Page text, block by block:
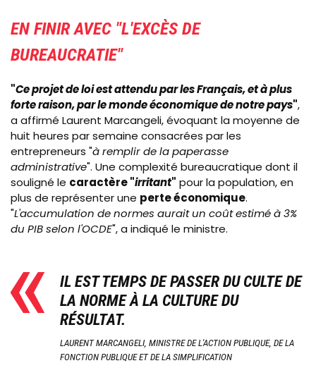
EN FINIR AVEC "L'EXCÈS DE
BUREAUCRATIE"
"Ce projet de loi est attendu par les Français, et à plus
forte raison, par le monde économique de notre pays",
a affirmé Laurent Marcangeli, évoquant la moyenne de
huit heures par semaine consacrées par les
entrepreneurs "à remplir de la paperasse
administrative". Une complexité bureaucratique dont il
souligné le caractère "irritant" pour la population, en
plus de représenter une perte économique.
"L'accumulation de normes aurait un coût estimé à 3%
du PIB selon l'OCDE", a indiqué le ministre.
IL EST TEMPS DE PASSER DU CULTE DE
LA NORME À LA CULTURE DU
RÉSULTAT.
LAURENT MARCANGELI, MINISTRE DE L'ACTION PUBLIQUE, DE LA
FONCTION PUBLIQUE ET DE LA SIMPLIFICATION